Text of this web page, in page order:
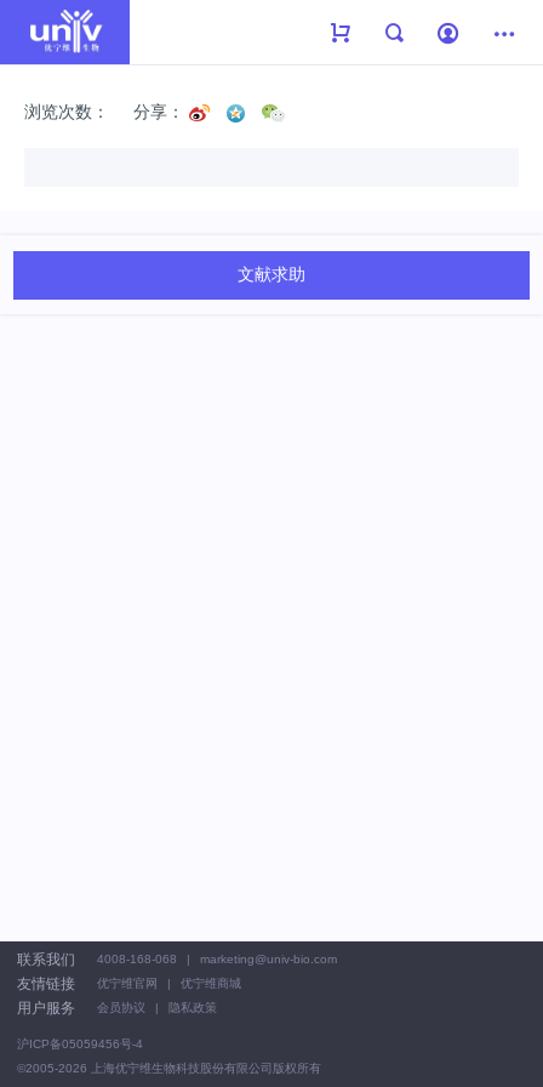
浏览次数： 分享：
文献求助
联系我们 4008-168-068 marketing@univ-bio.com
友情链接 优宁维官网 优宁维商城
用户服务 会员协议 隐私政策
沪ICP备05059456号-4
©2005-2026 上海优宁维生物科技股份有限公司版权所有